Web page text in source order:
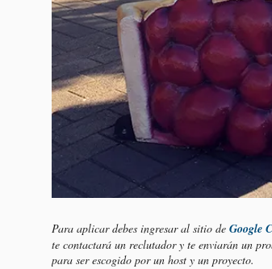
Para aplicar debes ingresar al sitio de Google
te contactará un reclutador y te enviarán un
para ser escogido por un host y un proyecto.